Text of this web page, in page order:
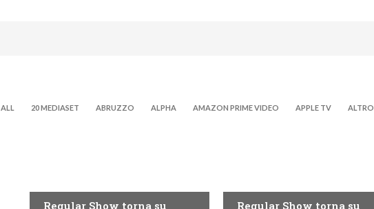
ALL 20 MEDIASET ABRUZZO ALPHA AMAZON PRIME VIDEO APPLE TV ALTRO
Regular Show torna su Regular Show torna su